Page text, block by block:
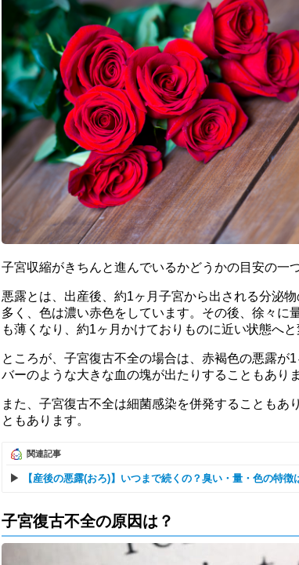
子宮収縮がきちんと進んでいるかどうかの目安の一
悪露とは、出産後、約1ヶ月子宮から出される分泌
多く、色は濃い赤色をしています。その後、徐々に
も薄くなり、約1ヶ月かけておりものに近い状態へ
ところが、子宮復古不全の場合は、赤褐色の悪露が
バーのような大きな血の塊が出たりすることもありま
また、子宮復古不全は細菌感染を併発することもあ
ともあります。
関連記事
【産後の悪露(おろ)】いつまで続くの？臭い・量・色の特徴
子宮復古不全の原因は？